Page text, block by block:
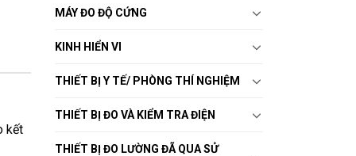
MÁY ĐO ĐỘ CỨNG
KINH HIỂN VI
THIẾT BỊ Y TẾ/ PHÒNG THÍ NGHIỆM
THIẾT BỊ ĐO VÀ KIỂM TRA ĐIỆN
THIẾT BỊ ĐO LƯỜNG ĐÃ QUA SỬ
kết